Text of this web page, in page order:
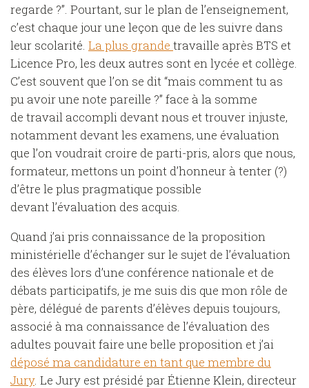
regarde ?”. Pourtant, sur le plan de l’enseignement,
c’est chaque jour une leçon que de les suivre dans
leur scolarité. La plus grande travaille après BTS et
Licence Pro, les deux autres sont en lycée et collège.
C’est souvent que l’on se dit “mais comment tu as
pu avoir une note pareille ?” face à la somme
de travail accompli devant nous et trouver injuste,
notamment devant les examens, une évaluation
que l’on voudrait croire de parti-pris, alors que nous,
formateur, mettons un point d’honneur à tenter (?)
d’être le plus pragmatique possible
devant l’évaluation des acquis.
Quand j’ai pris connaissance de la proposition
ministérielle d’échanger sur le sujet de l’évaluation
des élèves lors d’une conférence nationale et de
débats participatifs, je me suis dis que mon rôle de
père, délégué de parents d’élèves depuis toujours,
associé à ma connaissance de l’évaluation des
adultes pouvait faire une belle proposition et j’ai
déposé ma candidature en tant que membre du
Jury. Le Jury est présidé par Étienne Klein, directeur